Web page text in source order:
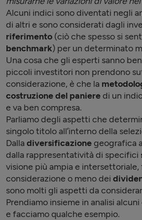
Alcuni indici sono diventati negli
di altri e sono considerati dagli
riferimento (ciò che spesso si
benchmark) per un determinato
Una cosa che gli esperti sanno
piccoli investitori non prendono
considerazione, è che la
costruzione del panieredi un
e va ben compresa.
Parliamo degli aspetti che
singolo titolo all’interno della
Dalla diversificazionegeografica
dalla rappresentatività di specifici
visione più ampia e intersettoriale,
considerazione o meno dei
sono molti gli aspetti da
Prendiamo insieme in analisi
e facciamo qualche esempio.